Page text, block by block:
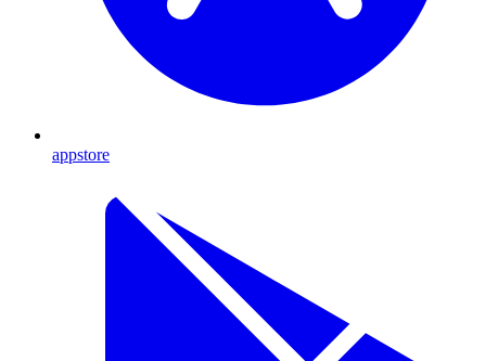
appstore